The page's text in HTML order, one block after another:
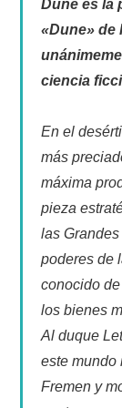
Dune es la
«Dune» de
ciencia
En el
más
máxima
pieza
las
poderes de
conocido
los bienes
Al duque
este mundo
Fremen y